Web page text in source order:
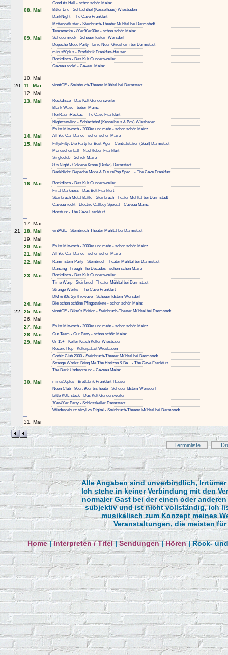
Good As Hell - schon schön Mainz
08. Mai
Bitter End - Schlachthof (Kesselhaus) Wiesbaden
DarkNight - The Cave Frankfurt
Mottengeflüster - Steinbruch-Theater Mühltal bei Darmstadt
Tanzattacke - 80er90er00er - schon schön Mainz
09. Mai
Scheuernrock - Scheuer Idstein-Wörsdorf
Depeche Mode Party - Linie Neun Griesheim bei Darmstadt
minus50plus - Brotfabrik Frankfurt-Hausen
Rockdisco - Das Kult Gundersweiler
Caveau rockt! - Caveau Mainz
....
10. Mai
20
11. Mai vintAGE - Steinbruch-Theater Mühltal bei Darmstadt
12. Mai
13. Mai
Rockdisco - Das Kult Gundersweiler
Blank Wave - beben Mainz
HörRaumRockaz - The Cave Frankfurt
Nightcrawling - Schlachthof (Kesselhaus & Box) Wiesbaden
Es ist Mittwoch - 2000er und mehr - schon schön Mainz
14. Mai All You Can Dance - schon schön Mainz
15. Mai
Fifty/Fifty: Die Party für Best-Ager - Centralstation (Saal) Darmstadt
Mondscheinball - Nachtleben Frankfurt
Singleclub - Schick Mainz
80s Night - Goldene Krone (Disko) Darmstadt
DarkNight: Depeche Mode & FuturePop Spec... - The Cave Frankfurt
....
16. Mai
Rockdisco - Das Kult Gundersweiler
Final Darkness - Das Bett Frankfurt
Steinbruch Metal Battle - Steinbruch-Theater Mühltal bei Darmstadt
Caveau rockt - Electric Callboy Special - Caveau Mainz
Hörsturz - The Cave Frankfurt
....
17. Mai
21
18. Mai vintAGE - Steinbruch-Theater Mühltal bei Darmstadt
19. Mai
20. Mai
Es ist Mittwoch - 2000er und mehr - schon schön Mainz
21. Mai All You Can Dance - schon schön Mainz
22. Mai
Rammstein-Party - Steinbruch-Theater Mühltal bei Darmstadt
Dancing Through The Decades - schon schön Mainz
23. Mai
Rockdisco - Das Kult Gundersweiler
Time Warp - Steinbruch-Theater Mühltal bei Darmstadt
Strange Works - The Cave Frankfurt
DM & 80s Synthiewave - Scheuer Idstein-Wörsdorf
24. Mai Die schon schöne Pfingstrakete - schon schön Mainz
22 25. Mai vintAGE - Biker's Edition - Steinbruch-Theater Mühltal bei Darmstadt
26. Mai
27. Mai
Es ist Mittwoch - 2000er und mehr - schon schön Mainz
28. Mai Our Team - Our Party - schon schön Mainz
29. Mai
08-15+ - Keller Krach Keller Wiesbaden
Record Hop - Kulturpalast Wiesbaden
Gothic Club 2000 - Steinbruch-Theater Mühltal bei Darmstadt
Strange Works: Bring Me The Horizon & Ba... - The Cave Frankfurt
The Dark Underground - Caveau Mainz
....
30. Mai
minus50plus - Brotfabrik Frankfurt-Hausen
Neon Club - 80er, 90er bis heute - Scheuer Idstein-Wörsdorf
Little KULTstock - Das Kult Gundersweiler
70er/80er Party - Schlosskeller Darmstadt
Wiedergeburt: Vinyl vs Digital - Steinbruch-Theater Mühltal bei Darmstadt
....
31. Mai
Terminliste
Alle Angaben sind unverbindlich,
Ich stehe in keiner Verbindung mit den
normaler Gast bei der einen oder
subjektiv und ist nicht vollständig, ich
musikalisch zum Konzept meines
Veranstaltungen, die meisten
Home|Interpreten / Titel|Sendungen|Hören| Rock-